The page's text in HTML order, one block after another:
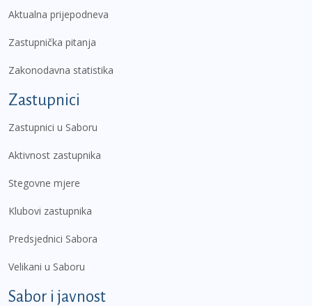
Aktualna prijepodneva
Zastupnička pitanja
Zakonodavna statistika
Zastupnici
Zastupnici u Saboru
Aktivnost zastupnika
Stegovne mjere
Klubovi zastupnika
Predsjednici Sabora
Velikani u Saboru
Sabor i javnost